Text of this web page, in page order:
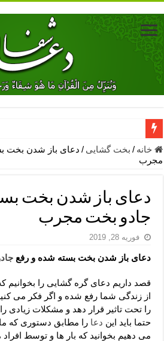
دعای جلب محبت فوری معشوق – دعای
دعای مشکل گشا برای رفع فقر – ذکرهای
معجزات دعای یا من اظهر الجمیل –
مهم ترین اذکار الهی و فضیلت آن ها –
دعا برای ترس بچه ها در خواب – دعای
لا حول ولا قوة الا بالله برای چشم زخم
دعای قوی رفع ترس – دعای مجرب برای
دعا برای پولدار شدن در یک روز – دعای
خانه / بخت گشایی / دعای باز شدن بخت
مجرب
دعای باز شدن بخت
جادو بخت مجرب
فوریه 28, 2019
دعای باز شدن بخت بسته شده و رفع
قصد داریم دعای گره گشایی را
از زندگی شما رفع شده و اگر فکر می
را تحت تاثیر قرار دهد و مشکلات زیادی
حتما باید این دعا را مطابق دستوری که
می دهیم بخوانید که بار ها و توسط